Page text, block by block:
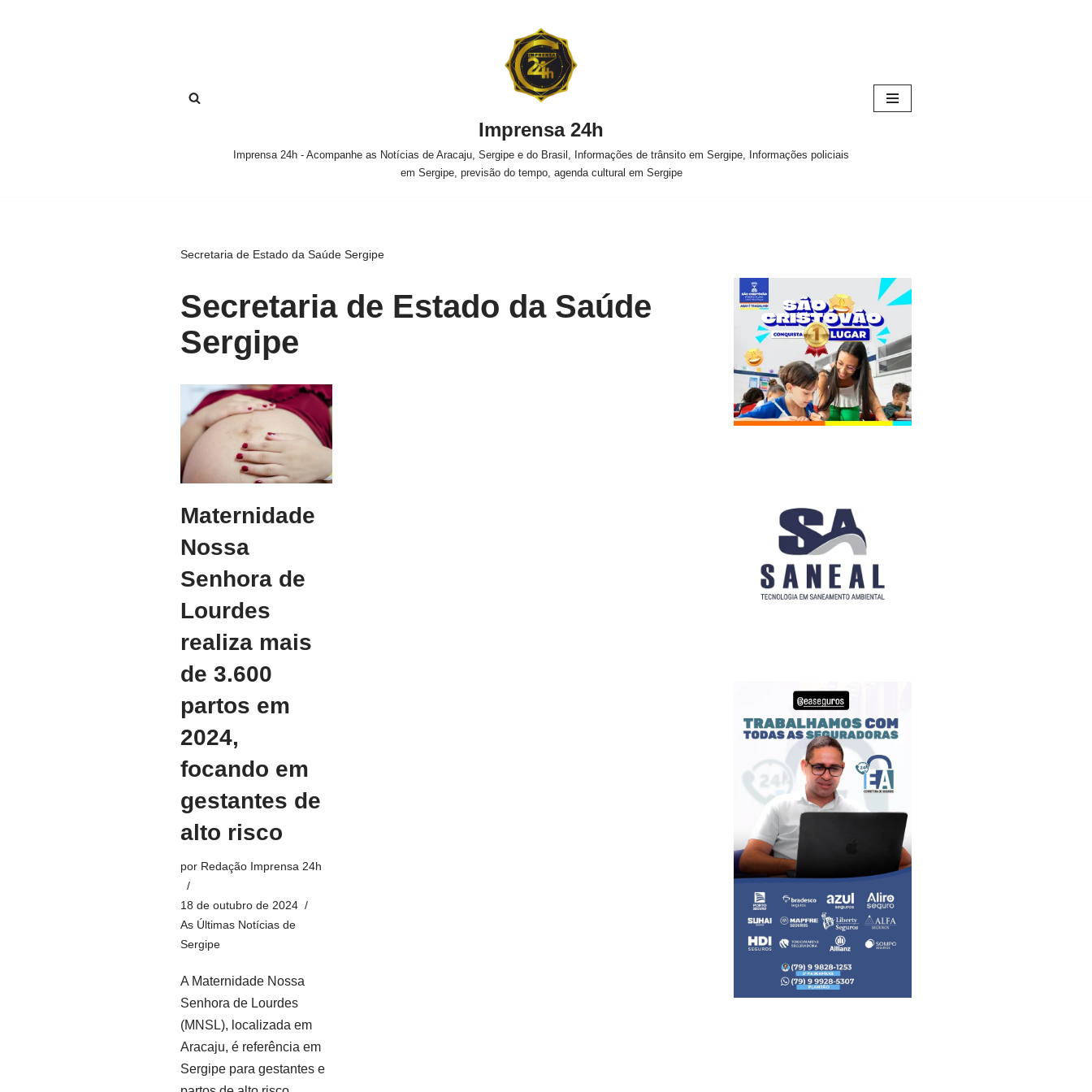
Imprensa 24h
Imprensa 24h - Acompanhe as Notícias de Aracaju, Sergipe e do Brasil, Informações de trânsito em Sergipe, Informações policiais
em Sergipe, previsão do tempo, agenda cultural em Sergipe
Secretaria de Estado da Saúde Sergipe
Secretaria de Estado da Saúde
Sergipe
Maternidade
Nossa
Senhora de
Lourdes
realiza mais
de 3.600
partos em
2024,
focando em
gestantes de
alto risco
por Redação Imprensa 24h
18 de outubro de 2024
As Últimas Notícias de
Sergipe
A Maternidade Nossa
Senhora de Lourdes
(MNSL), localizada em
Aracaju, é referência em
Sergipe para gestantes e